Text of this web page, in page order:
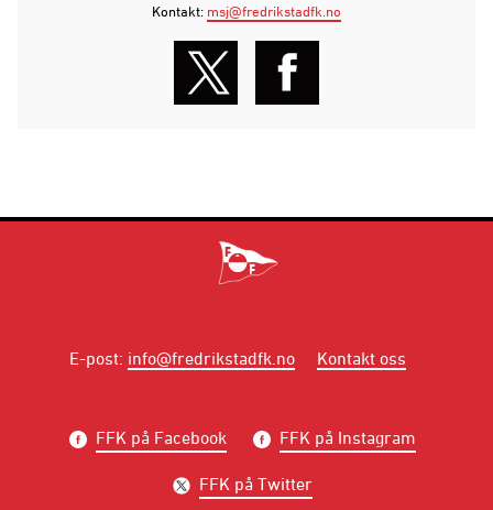
Kontakt: msj@fredrikstadfk.no
E-post: info@fredrikstadfk.no Kontakt oss
FFK på Facebook FFK på Instagram
FFK på Twitter